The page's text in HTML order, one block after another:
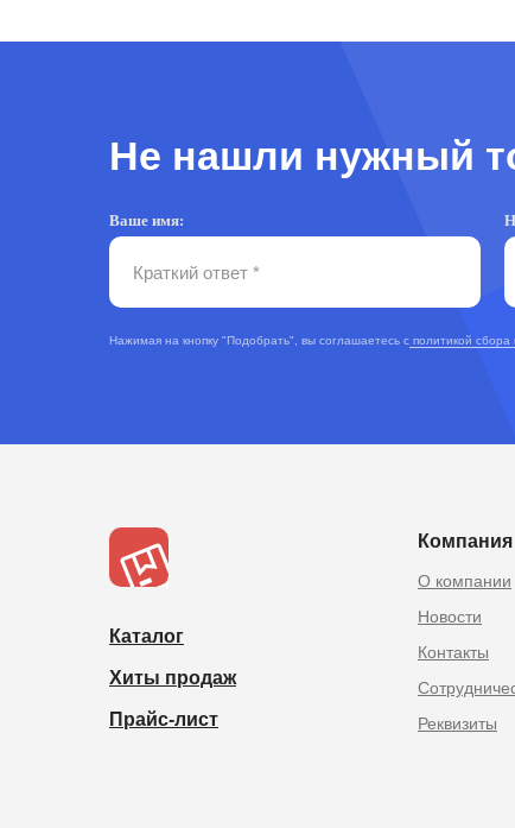
Не нашли нужный
Ваше имя:
Нажимая на кнопку "Подобрать", вы соглашаетесь с политикой
Компания
О компании
Новости
Контакты
Реквизиты
Каталог
Хиты продаж
Прайс-лист